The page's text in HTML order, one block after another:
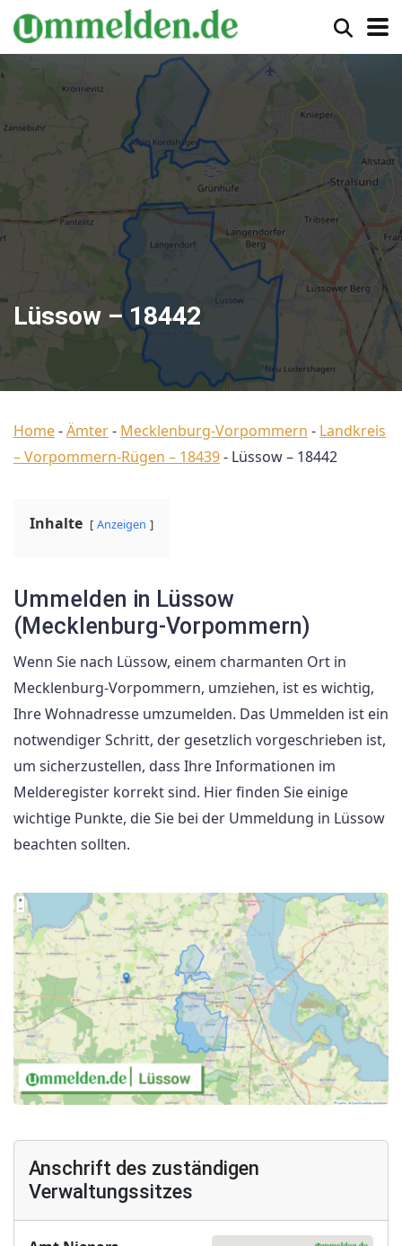
Lüssow – 18442
Home-Ämter- Mecklenburg-Vorpommern - Landkreis
– Vorpommern-Rügen – 18439- Lüssow – 18442
Inhalte Anzeigen
Ummelden in Lüssow
(Mecklenburg-Vorpommern)
Wenn Sie nach Lüssow, einem charmanten Ort in
Mecklenburg-Vorpommern, umziehen, ist es wichtig,
Ihre Wohnadresse umzumelden. Das Ummelden ist ein
notwendiger Schritt, der gesetzlich vorgeschrieben ist,
um sicherzustellen, dass Ihre Informationen im
Melderegister korrekt sind. Hier finden Sie einige
wichtige Punkte, die Sie bei der Ummeldung in Lüssow
beachten sollten.
Anschrift des zuständigen
Verwaltungssitzes